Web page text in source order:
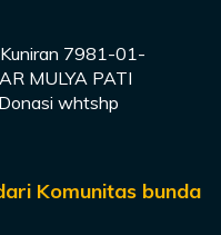
7981-01-
MULYA PATI
whtshp
Komunitas bunda